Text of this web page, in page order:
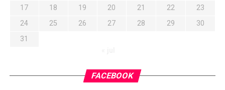
17 18 19 20 21 22
23
24
25 26 27 28 29
30
31
FACEBOOK